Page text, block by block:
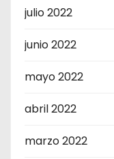
julio 2022
junio 2022
mayo 2022
abril 2022
marzo 2022